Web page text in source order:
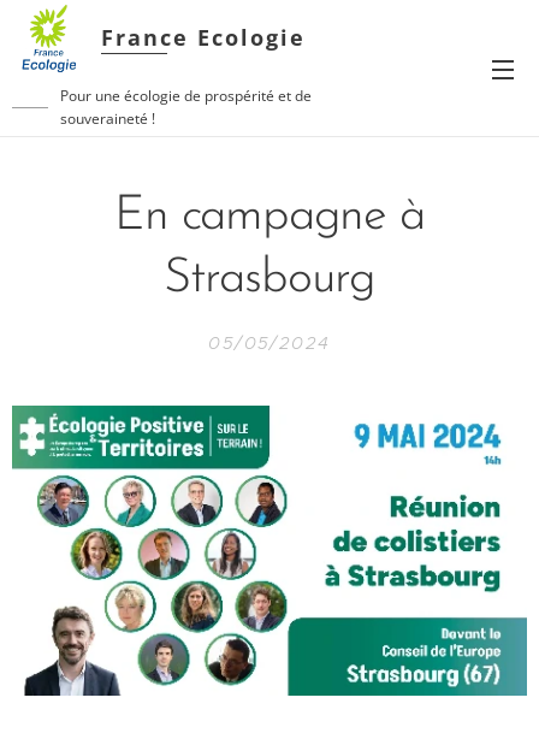
France Ecologie
Pour une écologie de prospérité et de
souveraineté !
En campagne à
Strasbourg
05/05/2024